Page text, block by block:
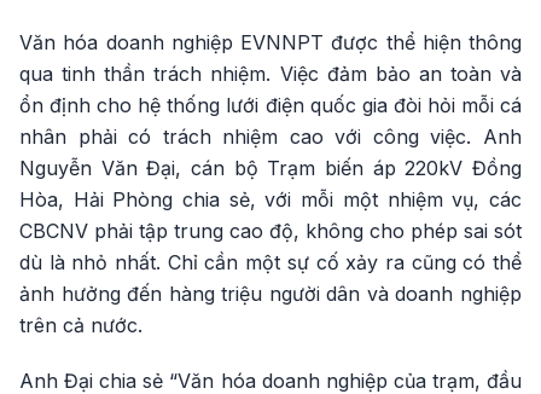
Văn hóa doanh nghiệp EVNNPT được thể hiện thông
qua tinh thần trách nhiệm. Việc đảm bảo an toàn và
ổn định cho hệ thống lưới điện quốc gia đòi hỏi mỗi cá
nhân phải có trách nhiệm cao với công việc. Anh
Nguyễn Văn Đại, cán bộ Trạm biến áp 220kV Đồng
Hòa, Hải Phòng chia sẻ, với mỗi một nhiệm vụ, các
CBCNV phải tập trung cao độ, không cho phép sai sót
dù là nhỏ nhất. Chỉ cần một sự cố xảy ra cũng có thể
ảnh hưởng đến hàng triệu người dân và doanh nghiệp
trên cả nước.
Anh Đại chia sẻ “Văn hóa doanh nghiệp của trạm, đầu